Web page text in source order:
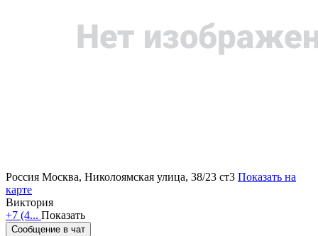
Россия Москва, Николоямская улица, 38/23 ст3 Показать на
карте
Виктория
+7 (4... Показать
Сообщение в чат